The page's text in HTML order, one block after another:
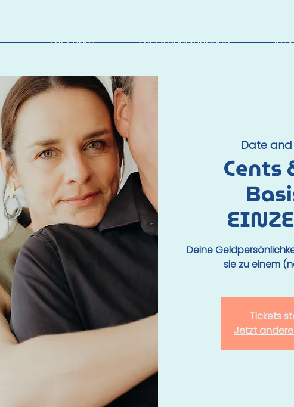
Für Paare Für Organisationen
Date and
Cents
Deine
sie zu einem
Tickets
Jetzt